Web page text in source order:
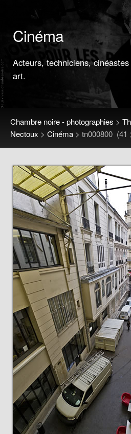
Cinéma
Acteurs, techniciens,
art.
Chambre noire - photographies >
Nectoux > Cinéma > tn000800 (41